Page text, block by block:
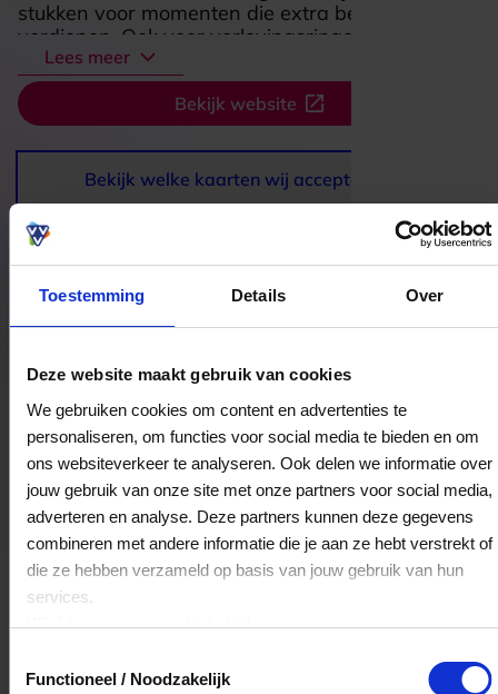
Toestemming Details Over
Deze website maakt gebruik van cookies
We gebruiken cookies om content en advertenties te
personaliseren, om functies voor social media te bieden en om
ons websiteverkeer te analyseren. Ook delen we informatie over
jouw gebruik van onze site met onze partners voor social media,
adverteren en analyse. Deze partners kunnen deze gegevens
combineren met andere informatie die je aan ze hebt verstrekt of
die ze hebben verzameld op basis van jouw gebruik van hun
services.
Klikhiervoor ons cookiebeleid.
Functioneel / Noodzakelijk
stukken voor momenten die extra betekenis
verdienen. Ook voor verlovingsringen en
trouwringen is dit een fijne plek om rustig rond te
kijken en inspiratie op te doen. Wat Zuyver extra
aantrekkelijk maakt, is de combinatie van fraaie
merken, persoonlijke aandacht en vakmanschap
in huis, waaronder goudsmeden en reparaties.
Daardoor voelt een bezoek niet alleen als
winkelen, maar ook als het vinden van iets dat
echt bij je past en lang mooi blijft.
Lees meer
Bekijk website
Bekijk welke kaarten wij accepteren
Bestedingslocaties
Zuyver Juweliers Deventer
Broederenstraat 6
7411LB Deventer
Veelgestelde Vragen
Kan ik het saldo in delen besteden?